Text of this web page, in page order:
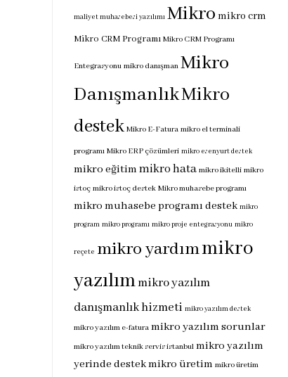
maliyet muhasebesi yazılımı Mikro mikro crm
Mikro CRM Programı Mikro CRM Programı
Entegrasyonu mikro danışman Mikro
DanışmanlıkMikro
destek Mikro E-Fatura mikro el terminali
programı Mikro ERP çözümleri mikro esenyurt destek
mikro eğitimmikro hata mikro ikitelli mikro
istoç mikro istoç destek Mikro muhasebe programı
mikro muhasebe programı destek mikro
program mikro programı mikro proje entegrasyonu mikro
reçete mikro yardımmikro
yazılımmikro yazılım
danışmanlık hizmeti mikro yazılım destek
mikro yazılım e-fatura mikro yazılım sorunlar
mikro yazılım teknik servis istanbul mikro yazılım
yerinde destekmikro üretim mikro üretim